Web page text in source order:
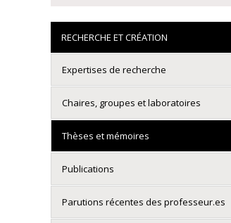
RECHERCHE ET CRÉATION
Expertises de recherche
Chaires, groupes et laboratoires
Thèses et mémoires
Publications
Parutions récentes des professeur.es